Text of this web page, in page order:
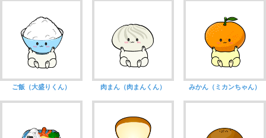
ご飯（大盛りくん） 肉まん（肉まんくん） みかん（ミカンちゃん）